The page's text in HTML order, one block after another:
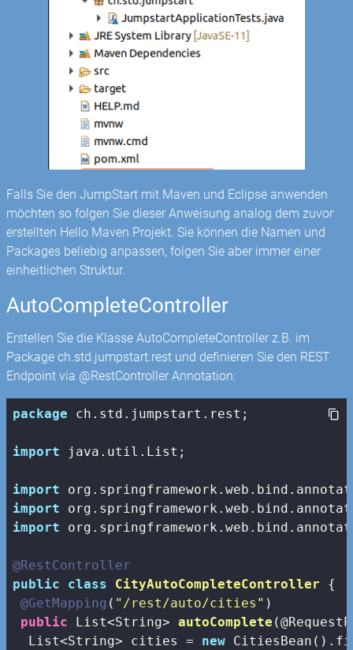
Falls Sie den JumpStart mit Maven und Eclipse anwenden
möchten so folgen Sie dieser Anweisung analog dem zuvor
erstellten Hello Maven Projekt. Sie können die Namen und
Packages beliebig anpassen, folgen Sie aber immer einer
einheitlichen Struktur.
AutoCompleteController
Erstellen Sie die Klasse AutoCompleteController z.B. im
Package ch.std.jumpstart.rest und definieren Sie den REST
Endpoint via @RestController Annotation:
package ch.std.jumpstart.rest;
import java.util.List;
import
import
import
@RestController
public
class CityAutoCompleteController
{
@GetMapping ( "/rest/auto/cities" )
public List<String> autoComplete
  List<String> cities =
new